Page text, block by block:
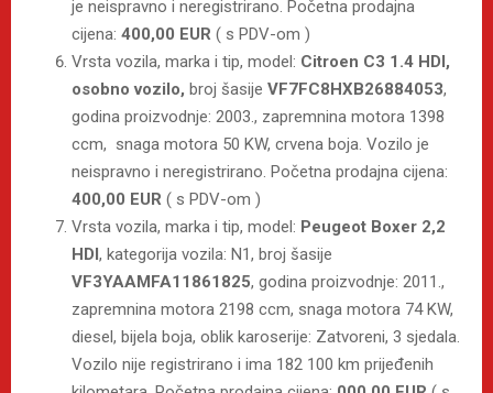
je neispravno i neregistrirano. Početna prodajna
cijena: 400,00 EUR ( s PDV-om )
Vrsta vozila, marka i tip, model: Citroen C3 1.4 HDI,
osobno vozilo, broj šasije VF7FC8HXB26884053,
godina proizvodnje: 2003., zapremnina motora 1398
ccm, snaga motora 50 KW, crvena boja. Vozilo je
neispravno i neregistrirano. Početna prodajna cijena:
400,00 EUR ( s PDV-om )
Vrsta vozila, marka i tip, model: Peugeot Boxer 2,2
HDI, kategorija vozila: N1, broj šasije
VF3YAAMFA11861825, godina proizvodnje: 2011.,
zapremnina motora 2198 ccm, snaga motora 74 KW,
diesel, bijela boja, oblik karoserije: Zatvoreni, 3 sjedala.
Vozilo nije registrirano i ima 182 100 km prijeđenih